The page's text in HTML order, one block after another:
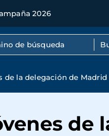
2026
completo
la delegación de Madrid
de